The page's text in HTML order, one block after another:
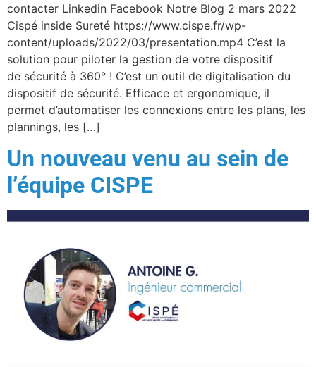
contacter Linkedin Facebook Notre Blog 2 mars 2022
Cispé inside Sureté https://www.cispe.fr/wp-
content/uploads/2022/03/presentation.mp4 C’est la
solution pour piloter la gestion de votre dispositif
de sécurité à 360° ! C’est un outil de digitalisation du
dispositif de sécurité. Efficace et ergonomique, il
permet d’automatiser les connexions entre les plans, les
plannings, les […]
Un nouveau venu au sein de
l’équipe CISPE